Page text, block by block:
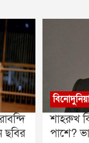
ছবির
শাহরুখ
পাশে?